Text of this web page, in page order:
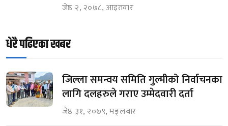
जेष्ठ २, २०७८, आइतवार
धेरै पढिएका खबर
जिल्ला समन्वय समिति गुल्मीको निर्वाचनका
लागि दलहरुले गराए उम्मेदवारी दर्ता
जेष्ठ ३१, २०७९, मङ्लबार